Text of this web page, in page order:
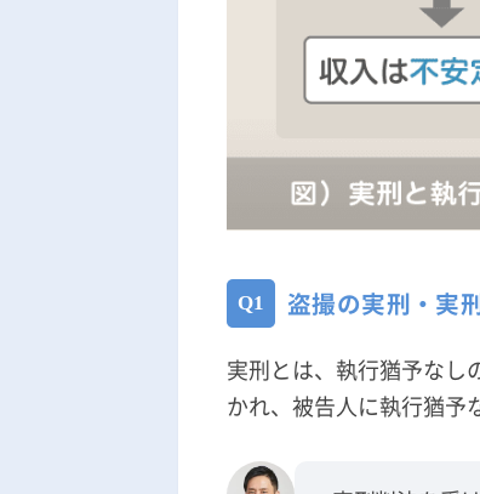
盗撮の実刑・実
実刑とは、執行猶予なし
かれ、被告人に執行猶予